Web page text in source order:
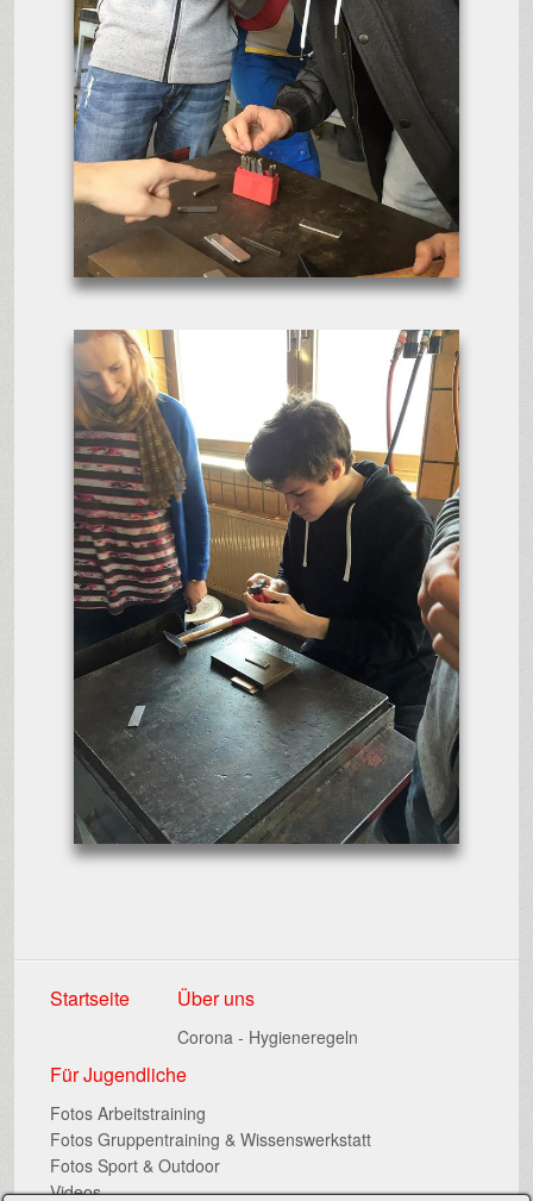
Startseite Über uns
Corona - Hygieneregeln
Für Jugendliche
Fotos Arbeitstraining
Fotos Gruppentraining & Wissenswerkstatt
Fotos Sport & Outdoor
Videos